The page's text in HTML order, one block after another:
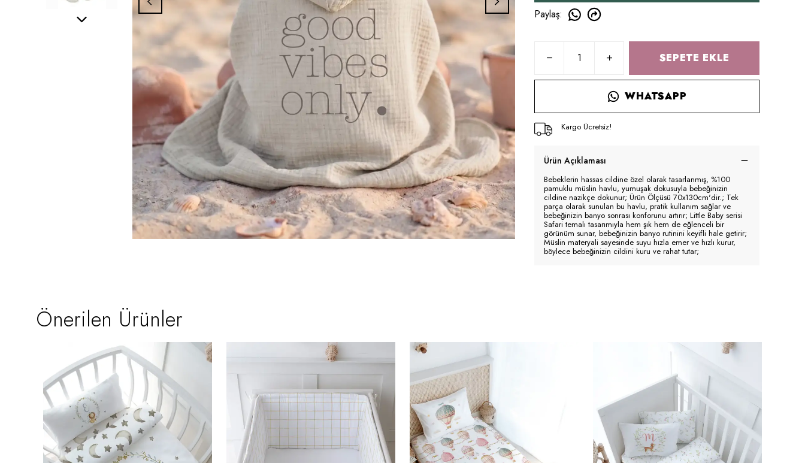
Paylaş:
SEPETE EKLE
WHATSAPP
Kargo Ücretsiz!
Ürün Açıklaması
Bebeklerin hassas cildine özel olarak tasarlanmış, %100
pamuklu müslin havlu, yumuşak dokusuyla bebeğinizin
cildine nazikçe dokunur; Ürün Ölçüsü 70x130cm'dir.; Tek
parça olarak sunulan bu havlu, pratik kullanım sağlar ve
bebeğinizin banyo sonrası konforunu artırır; Little Baby serisi
Safari temalı tasarımıyla hem şık hem de eğlenceli bir
görünüm sunar, bebeğinizin banyo rutinini keyifli hale getirir;
Müslin materyali sayesinde suyu hızla emer ve hızlı kurur,
böylece bebeğinizin cildini kuru ve rahat tutar;
Önerilen Ürünler